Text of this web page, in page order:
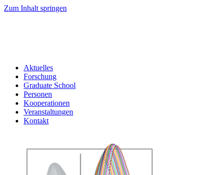
Zum Inhalt springen
Aktuelles
Forschung
Graduate School
Personen
Kooperationen
Veranstaltungen
Kontakt